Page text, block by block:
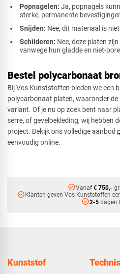
Popnagelen: Ja, popnagels
sterke, permanente
Snijden: Nee, dit materiaal is
Schilderen: Nee, deze platen
vanwege hun gladde en niet-
Bestel polycarbonaat
Bij Vos Kunststoffen bieden we een
polycarbonaat platen, waaronder
variant. Of je nu op zoek bent naar
serre, of gevelbekleding, wij hebben
project. Bekijk ons volledige aanbod
eenvoudig online.
check_circleVanaf€ 750,-
check_circleKlanten geven Vos Kunststoffen
check_circle2-5dagen
Kunststof